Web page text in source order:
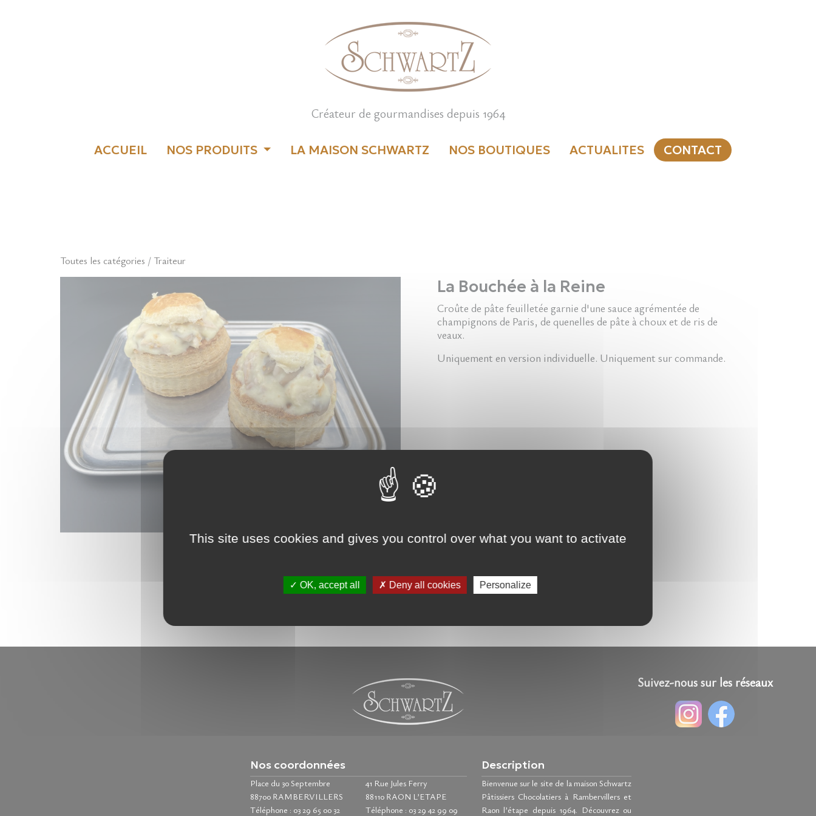
Créateur de gourmandises depuis 1964
ACCUEIL NOS PRODUITS LA MAISON SCHWARTZ NOS BOUTIQUES ACTUALITES CONTACT
Toutes les catégories / Traiteur
La Bouchée à la Reine
Croûte de pâte feuilletée garnie d'une sauce agrémentée de
champignons de Paris, de quenelles de pâte à choux et de ris de
veaux.
Uniquement en version individuelle. Uniquement sur commande.
Suivez-nous sur les réseaux
Nos coordonnées
Place du 30 Septembre
88700 RAMBERVILLERS
Téléphone : 03 29 65 00 32
41 Rue Jules Ferry
88110 RAON L’ETAPE
Téléphone : 03 29 42 99 09
Description
Bienvenue sur le site de la maison Schwartz
Pâtissiers Chocolatiers à Rambervillers et
Raon l’étape depuis 1964. Découvrez ou
This site uses cookies and gives you control over what you want to activate
OK, accept all Deny all cookies Personalize